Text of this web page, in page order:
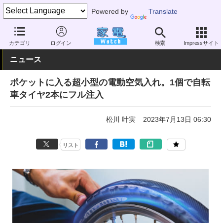
Powered by Translate
カテゴリ ログイン 検索 Impressサイト
家電 Watch その他・家電 アウトドア
ニュース
ポケットに入る超小型の電動空気入れ。1個で自転
車タイヤ2本にフル注入
松川 叶実 2023年7月13日 06:30
リスト